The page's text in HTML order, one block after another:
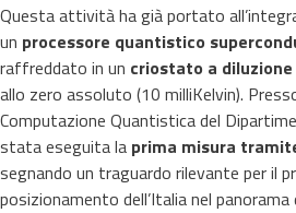
Questa attività ha già portato
un processore quantistico
raffreddato in un criostato a diluzione
allo zero assoluto (10 milliKelvin).
Computazione Quantistica del
stata eseguita la prima misura
segnando un traguardo rilevante per il
posizionamento dell’Italia nel panorama